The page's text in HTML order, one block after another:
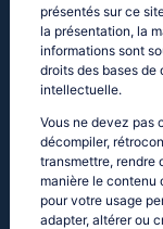
présentés sur ce
la présentation, la
informations sont
droits des bases de
intellectuelle.
Vous ne devez pas
décompiler,
transmettre, rendre
manière le contenu
pour votre usage
adapter, altérer ou